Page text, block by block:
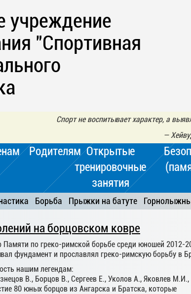
учреждение
"Спортивная
Спорт не воспитывает характер, а
—
Родителям Открытые
тренировочные
занятия
Борьба Прыжки на батуте
на борцовском ковре
Памяти по греко-римской борьбе среди юношей 2012-
фундамент и прославлял греко-римскую борьбу в
нашим легендам:
В., Борцов В., Сергеев Е., Уколов А., Яковлев М.И.,
80 юных борцов из Ангарска и Братска, которые